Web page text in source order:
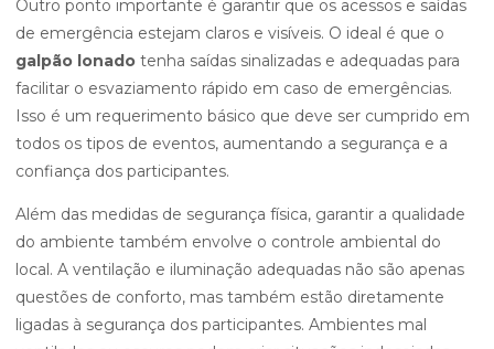
Outro ponto importante é garantir que os acessos e saídas
de emergência estejam claros e visíveis. O ideal é que o
galpão lonado tenha saídas sinalizadas e adequadas para
facilitar o esvaziamento rápido em caso de emergências.
Isso é um requerimento básico que deve ser cumprido em
todos os tipos de eventos, aumentando a segurança e a
confiança dos participantes.
Além das medidas de segurança física, garantir a qualidade
do ambiente também envolve o controle ambiental do
local. A ventilação e iluminação adequadas não são apenas
questões de conforto, mas também estão diretamente
ligadas à segurança dos participantes. Ambientes mal